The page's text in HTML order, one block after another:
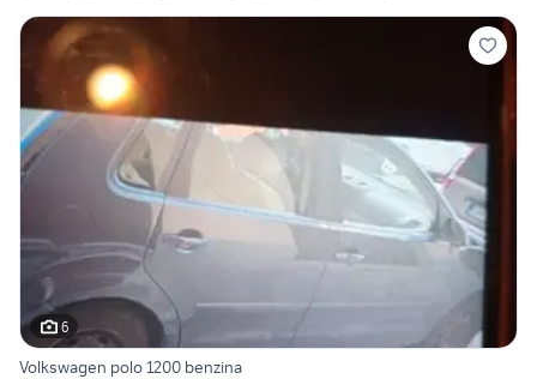
6
Volkswagen polo 1200 benzina